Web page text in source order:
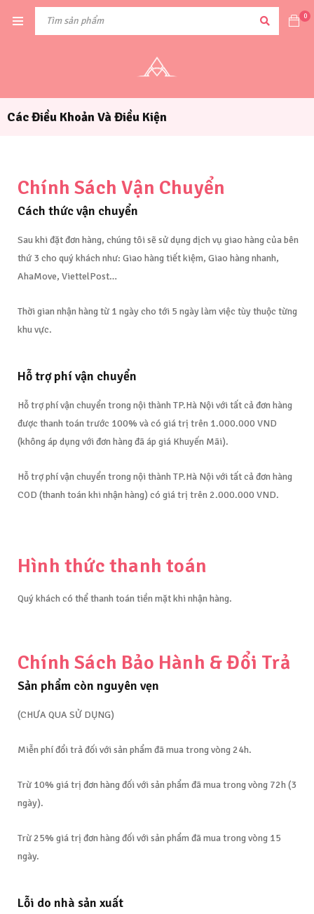
0
Các Điều Khoản Và Điều Kiện
Chính Sách Vận Chuyển
Cách thức vận chuyển​​ ​
Sau khi đặt đơn hàng, chúng tôi sẽ sử dụng dịch vụ giao hàng của bên
thứ 3 cho quý khách như: Giao hàng tiết kiệm, Giao hàng nhanh,
AhaMove, ViettelPost…
Thời gian nhận hàng từ 1 ngày cho tới 5 ngày làm việc tùy thuộc từng
khu vực.
Hỗ trợ phí vận chuyển ​
Hỗ trợ phí vận chuyển trong nội thành TP.Hà Nội với tất cả đơn hàng
được thanh toán trước 100% và có giá trị trên 1.000.000 VND
(không áp dụng với đơn hàng đã áp giá Khuyến Mãi).
Hỗ trợ phí vận chuyển trong nội thành TP.Hà Nội với tất cả đơn hàng
COD (thanh toán khi nhận hàng) có giá trị trên 2.000.000 VND.
Hình thức thanh toán
Quý khách có thể thanh toán tiền mặt khi nhận hàng.
Chính Sách Bảo Hành & Đổi Trả
Sản phẩm còn nguyên vẹn
(CHƯA QUA SỬ DỤNG)​
Miễn phí đổi trả đối với sản phẩm đã mua trong vòng 24h.
Trừ 10% giá trị đơn hàng đối với sản phẩm đã mua trong vòng 72h (3
ngày).
Trừ 25% giá trị đơn hàng đối với sản phẩm đã mua trong vòng 15
ngày.
Lỗi do nhà sản xuất